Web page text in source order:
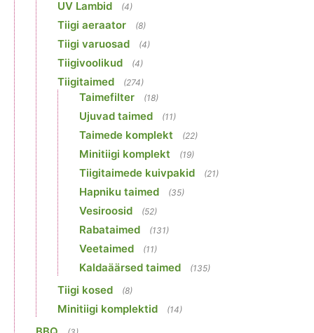
UV Lambid (4)
Tiigi aeraator (8)
Tiigi varuosad (4)
Tiigivoolikud (4)
Tiigitaimed (274)
Taimefilter (18)
Ujuvad taimed (11)
Taimede komplekt (22)
Minitiigi komplekt (19)
Tiigitaimede kuivpakid (21)
Hapniku taimed (35)
Vesiroosid (52)
Rabataimed (131)
Veetaimed (11)
Kaldaäärsed taimed (135)
Tiigi kosed (8)
Minitiigi komplektid (14)